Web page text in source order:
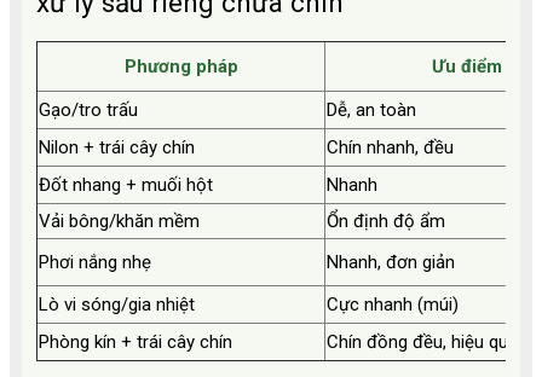
Phương pháp
Ưu điểm
Gạo/tro trấu
Dễ, an toàn
Nilon + trái cây chín
Chín nhanh, đều
Đốt nhang + muối hột
Nhanh
Vải bông/khăn mềm
Ổn định độ ẩm
Phơi nắng nhẹ
Nhanh, đơn giản
Lò vi sóng/gia nhiệt
Cực nhanh (múi)
Phòng kín + trái cây chín
Chín đồng đều, hiệu quả